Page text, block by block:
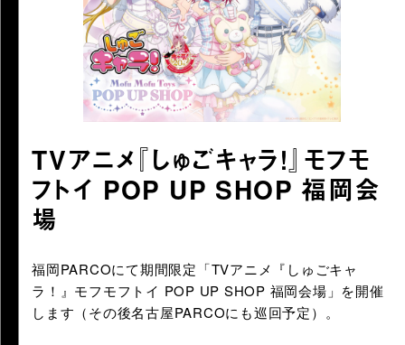
TVアニメ『しゅごキャラ！』モフモ
フトイ POP UP SHOP 福岡会
場URLをコピーする
福岡PARCOにて期間限定「TVアニメ『しゅごキャ
ラ！』モフモフトイ POP UP SHOP 福岡会場」を開催
します（その後名古屋PARCOにも巡回予定）。